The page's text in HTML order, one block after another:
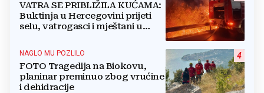
VATRA SE PRIBLIŽILA KUĆAMA:
Buktinja u Hercegovini prijeti
selu, vatrogasci i mještani u
4
NAGLO MU POZLILO
FOTO Tragedija na Biokovu,
planinar preminuo zbog vrućine
i dehidracije